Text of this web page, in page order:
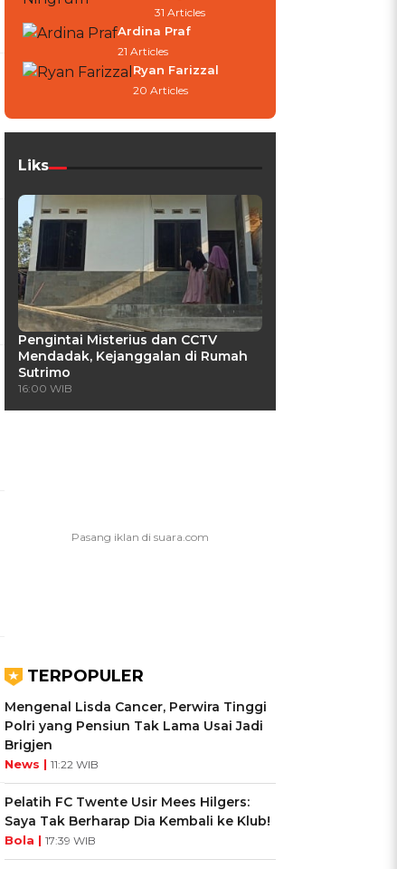
31 Articles
Ardina Praf
21 Articles
Ryan Farizzal
20 Articles
Liks
Pengintai Misterius dan CCTV
Mendadak, Kejanggalan di Rumah
Sutrimo
16:00 WIB
TERPOPULER
Mengenal Lisda Cancer, Perwira Tinggi
Polri yang Pensiun Tak Lama Usai Jadi
Brigjen
News | 11:22 WIB
Pelatih FC Twente Usir Mees Hilgers:
Saya Tak Berharap Dia Kembali ke Klub!
Bola | 17:39 WIB